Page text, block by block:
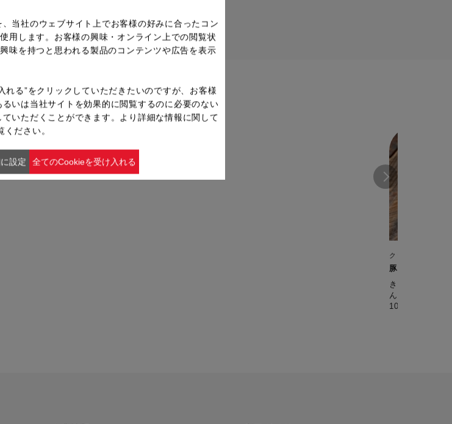
クックフォーミー
豚ときのこの生
きのこのうま味
んで、箸のすすむ味わ
10分】
当社のウェブサイト上でお客様の好みに合ったコン
用します。お客様の興味・オンライン上での閲覧状
味を持つと思われる製品のコンテンツや広告を表示
れる”をクリックしていただきたいのですが、お客様
いは当社サイトを効果的に閲覧するのに必要のない
いただくことができます。より詳細な情報に関して
ください。
設定 全てのCookieを受け入れる